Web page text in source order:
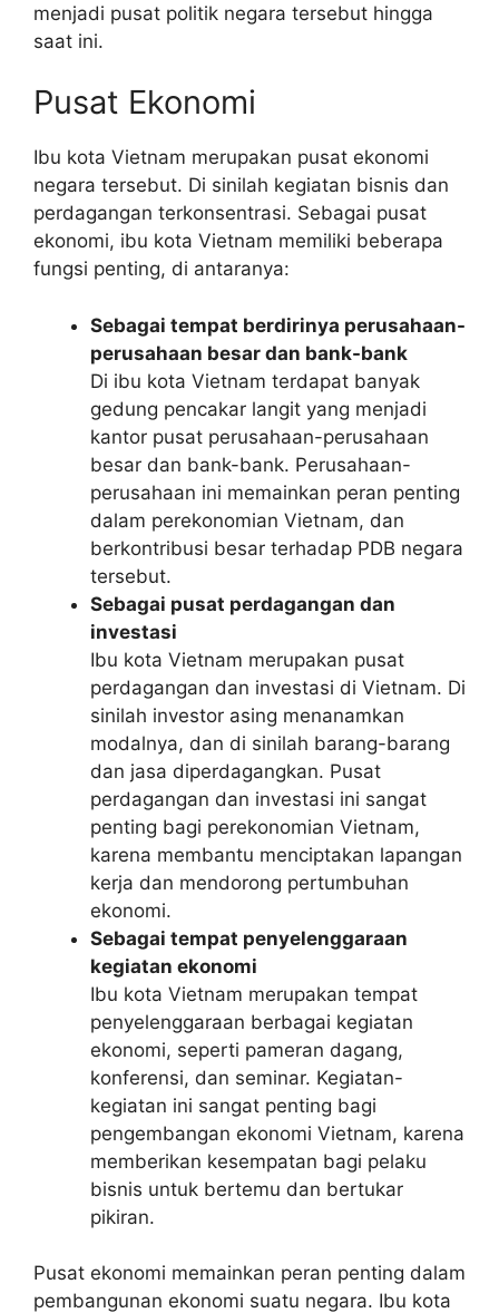
menjadi pusat politik negara tersebut hingga
saat ini.
Pusat Ekonomi
Ibu kota Vietnam merupakan pusat ekonomi
negara tersebut. Di sinilah kegiatan bisnis dan
perdagangan terkonsentrasi. Sebagai pusat
ekonomi, ibu kota Vietnam memiliki beberapa
fungsi penting, di antaranya:
Sebagai tempat berdirinya perusahaan-
perusahaan besar dan bank-bank
Di ibu kota Vietnam terdapat banyak
gedung pencakar langit yang menjadi
kantor pusat perusahaan-perusahaan
besar dan bank-bank. Perusahaan-
perusahaan ini memainkan peran penting
dalam perekonomian Vietnam, dan
berkontribusi besar terhadap PDB negara
tersebut.
Sebagai pusat perdagangan dan
investasi
Ibu kota Vietnam merupakan pusat
perdagangan dan investasi di Vietnam. Di
sinilah investor asing menanamkan
modalnya, dan di sinilah barang-barang
dan jasa diperdagangkan. Pusat
perdagangan dan investasi ini sangat
penting bagi perekonomian Vietnam,
karena membantu menciptakan lapangan
kerja dan mendorong pertumbuhan
ekonomi.
Sebagai tempat penyelenggaraan
kegiatan ekonomi
Ibu kota Vietnam merupakan tempat
penyelenggaraan berbagai kegiatan
ekonomi, seperti pameran dagang,
konferensi, dan seminar. Kegiatan-
kegiatan ini sangat penting bagi
pengembangan ekonomi Vietnam, karena
memberikan kesempatan bagi pelaku
bisnis untuk bertemu dan bertukar
pikiran.
Pusat ekonomi memainkan peran penting dalam
pembangunan ekonomi suatu negara. Ibu kota